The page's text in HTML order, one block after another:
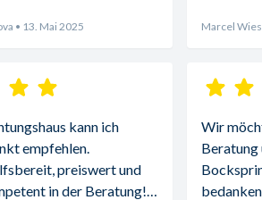
• 13. Mai 2025
kann ich
empfehlen.
preiswert und
in der Beratung!
Marcel
Wir
Beratung